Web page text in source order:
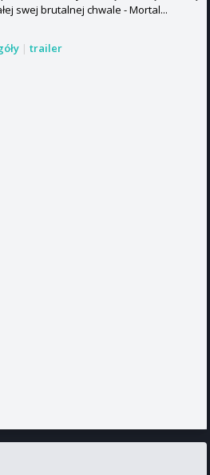
swej brutalnej chwale - Mortal...
| trailer